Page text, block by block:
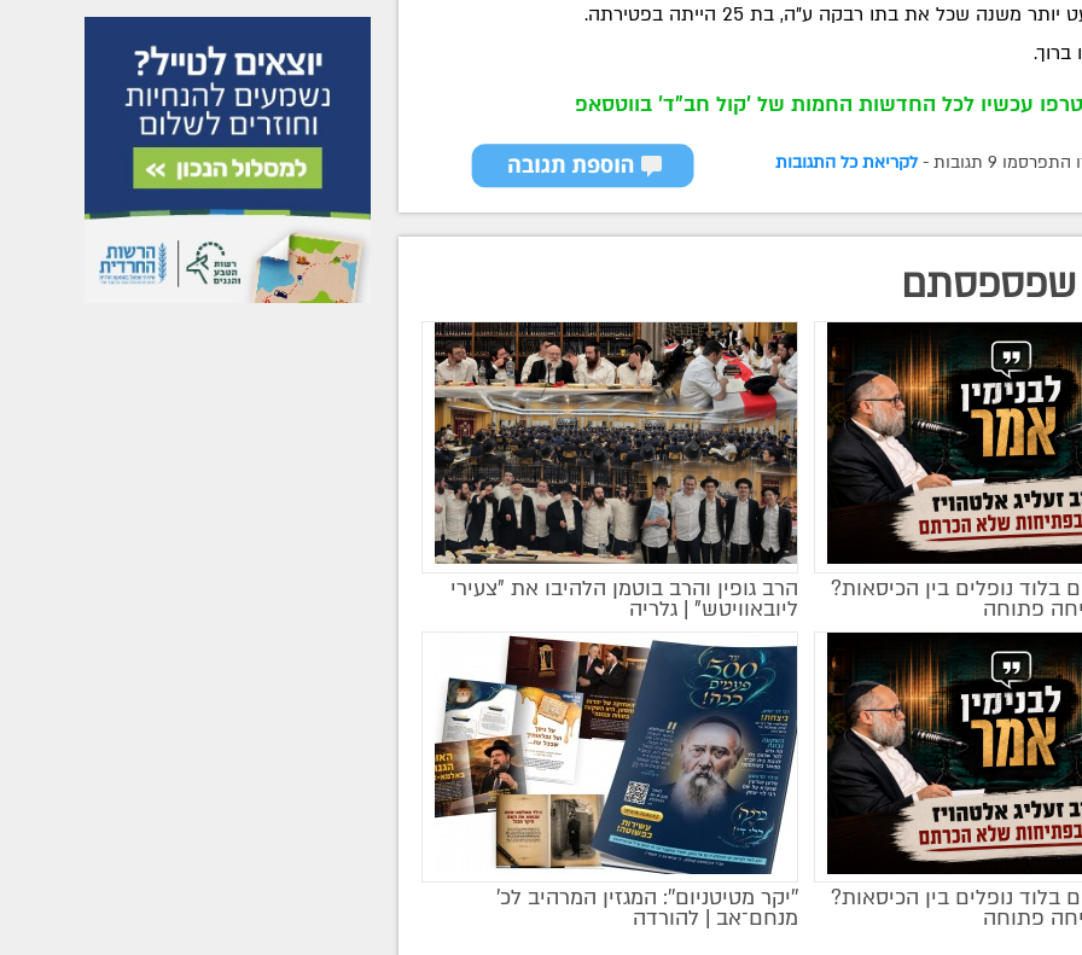
משנה שכל את בתו רבקה ע"ה, בת 25 הייתה בפטירתה.
ברוך.
עכשיו לכל החדשות החמות של 'קול חב"ד' בווטסאפ
9 תגובות - לקריאת כל התגובות
שפספסתם
בלוד נופלים בין הכיסאות?
פתוחה
הרב גופין והרב בוטמן הלהיבו את "צעירי
ליובאוויטש" | גלריה
בלוד נופלים בין הכיסאות?
פתוחה
מקודם
''יקר מטיטניום'': המגזין המרהיב לכ’
מנחם־אב | להורדה